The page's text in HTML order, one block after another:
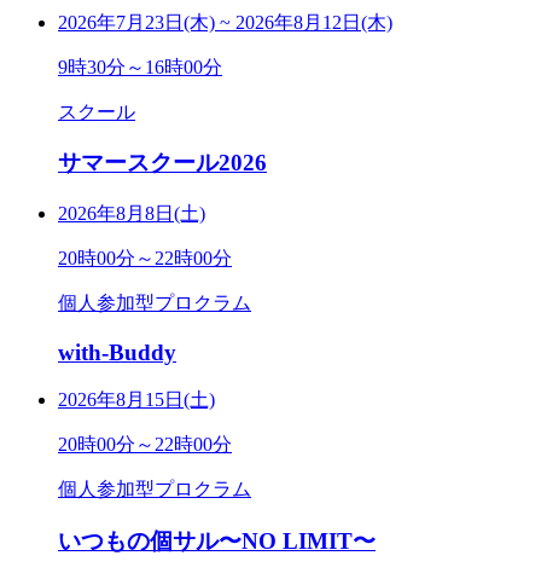
2026年7月23日(木) ~ 2026年8月12日(木)
9時30分～16時00分
スクール
サマースクール2026
2026年8月8日(土)
20時00分～22時00分
個人参加型プロクラム
with-Buddy
2026年8月15日(土)
20時00分～22時00分
個人参加型プロクラム
いつもの個サル〜NO LIMIT〜